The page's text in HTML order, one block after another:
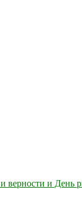
верности и День